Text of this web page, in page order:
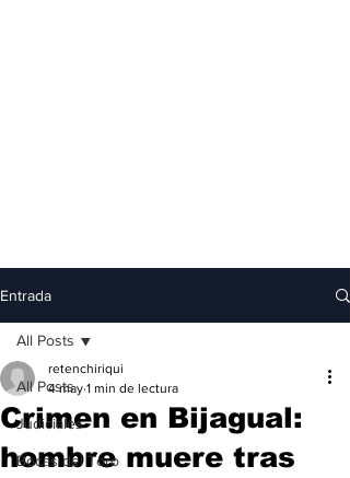
Entrada
All Posts
Judiciales
Bocas del Toro
All Posts
Crimen en Bijagual:
hombre muere tras
retenchiriqui
4 may 1 min de lectura